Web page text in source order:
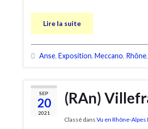
Lire la suite
Anse, Exposition, Meccano, Rhône,
SEP
20
2021
(RAn)
Classé dans Vu en Rhône-Alpes